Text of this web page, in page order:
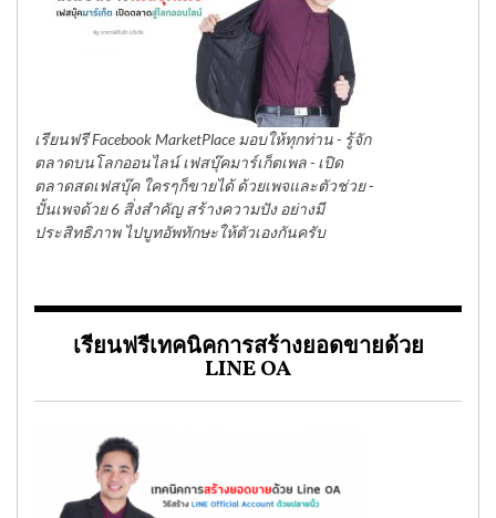
เรียนฟรี Facebook MarketPlace มอบให้ทุกท่าน - รู้จัก
ตลาดบนโลกออนไลน์ เฟสบุ๊คมาร์เก็ตเพล - เปิด
ตลาดสดเฟสบุ๊ค ใครๆก็ขายได้ ด้วยเพจและตัวช่วย -
ปั้นเพจด้วย 6 สิ่งสำคัญ สร้างความปัง อย่างมี
ประสิทธิภาพ ไปบูทอัพทักษะให้ตัวเองกันครับ
เรียนฟรีเทคนิคการสร้างยอดขายด้วย
LINE OA